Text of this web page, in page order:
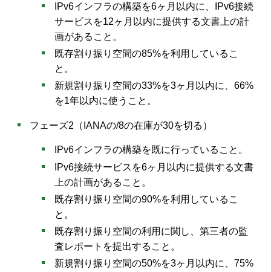
IPv6インフラの構築を6ヶ月以内に、IPv6接続
サービスを12ヶ月以内に提供する文書上の計
画があること。
既存割り振り空間の85%を利用しているこ
と。
新規割り振り空間の33%を3ヶ月以内に、66%
を1年以内に使うこと。
フェーズ2（IANAの/8の在庫が30を切る）
IPv6インフラの構築を既に行っていること。
IPv6接続サービスを6ヶ月以内に提供する文書
上の計画があること。
既存割り振り空間の90%を利用しているこ
と。
既存割り振り空間の利用に関し、第三者の監
査レポートを提出すること。
新規割り振り空間の50%を3ヶ月以内に、75%